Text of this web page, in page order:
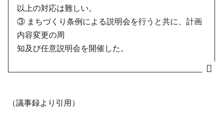
以上の対応は難しい。
③ まちづくり条例による説明会を行うと共に、計画
内容変更の周
知及び任意説明会を開催した。
（議事録より引用）